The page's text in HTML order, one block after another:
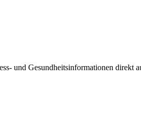
und Gesundheitsinformationen direkt